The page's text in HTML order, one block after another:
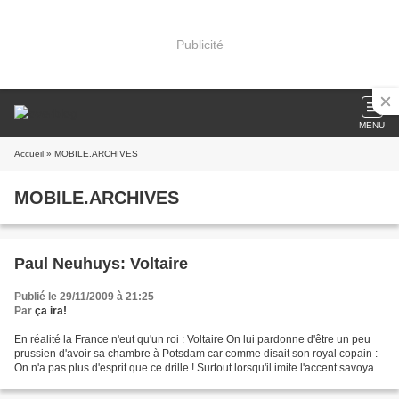
Publicité
MENU
Accueil » MOBILE.ARCHIVES
MOBILE.ARCHIVES
Paul Neuhuys: Voltaire
Publié le 29/11/2009 à 21:25
Par ça ira!
En réalité la France n'eut qu'un roi : Voltaire On lui pardonne d'être un peu
prussien d'avoir sa chambre à Potsdam car comme disait son royal copain :
On n'a pas plus d'esprit que ce drille ! Surtout lorsqu'il imite l'accent savoyard